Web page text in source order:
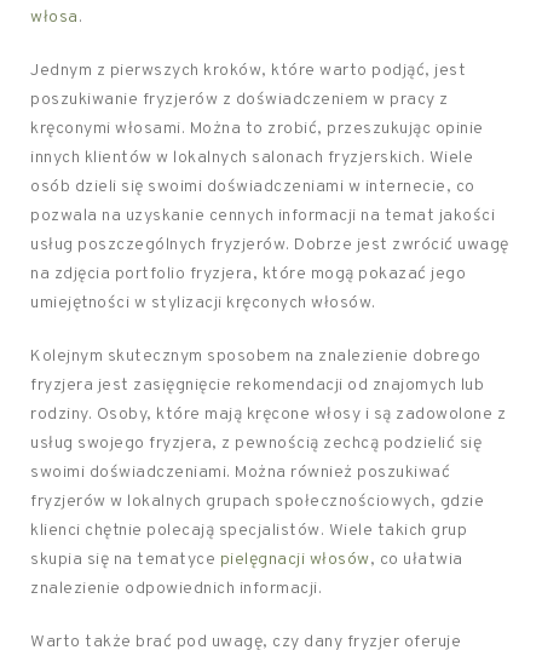
włosa.
Jednym z pierwszych kroków, które warto podjąć, jest
poszukiwanie fryzjerów z doświadczeniem w pracy z
kręconymi włosami. Można to zrobić, przeszukując opinie
innych klientów w lokalnych salonach fryzjerskich. Wiele
osób dzieli się swoimi doświadczeniami w internecie, co
pozwala na uzyskanie cennych informacji na temat jakości
usług poszczególnych fryzjerów. Dobrze jest zwrócić uwagę
na zdjęcia portfolio fryzjera, które mogą pokazać jego
umiejętności w stylizacji kręconych włosów.
Kolejnym skutecznym sposobem na znalezienie dobrego
fryzjera jest zasięgnięcie rekomendacji od znajomych lub
rodziny. Osoby, które mają kręcone włosy i są zadowolone z
usług swojego fryzjera, z pewnością zechcą podzielić się
swoimi doświadczeniami. Można również poszukiwać
fryzjerów w lokalnych grupach społecznościowych, gdzie
klienci chętnie polecają specjalistów. Wiele takich grup
skupia się na tematyce pielęgnacji włosów, co ułatwia
znalezienie odpowiednich informacji.
Warto także brać pod uwagę, czy dany fryzjer oferuje